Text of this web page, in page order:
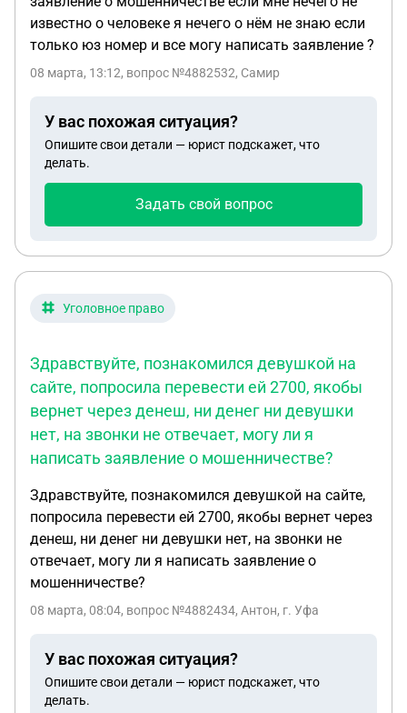
известно о человеке я нечего о нём не знаю если
только юз номер и все могу написать заявление ?
08 марта, 13:12, вопрос №4882532, Самир
У вас похожая ситуация?
Опишите свои детали — юрист подскажет, что
делать.
Задать свой вопрос
Уголовное право
Здравствуйте, познакомился девушкой на
сайте, попросила перевести ей 2700, якобы
вернет через денеш, ни денег ни девушки
нет, на звонки не отвечает, могу ли я
написать заявление о мошенничестве?
Здравствуйте, познакомился девушкой на сайте,
попросила перевести ей 2700, якобы вернет через
денеш, ни денег ни девушки нет, на звонки не
отвечает, могу ли я написать заявление о
мошенничестве?
08 марта, 08:04, вопрос №4882434, Антон, г. Уфа
У вас похожая ситуация?
Опишите свои детали — юрист подскажет, что
делать.